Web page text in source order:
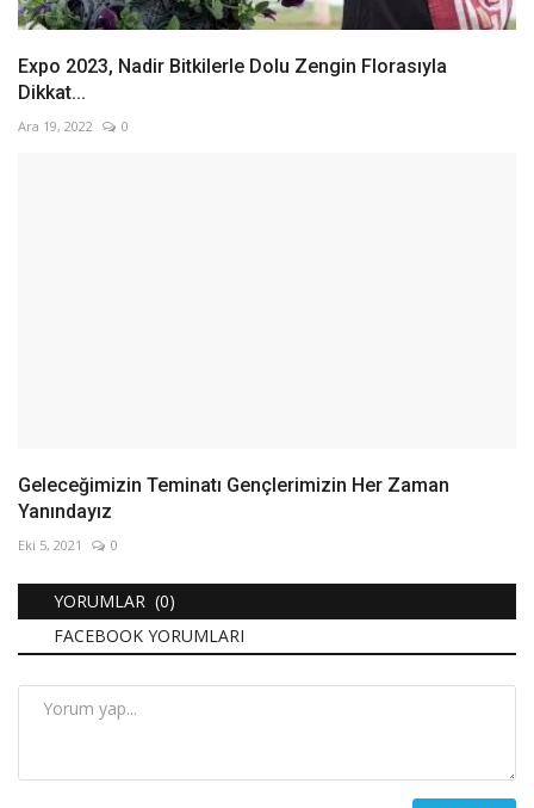
Expo 2023, Nadir Bitkilerle Dolu Zengin Florasıyla
Dikkat...
Ara 19, 2022 0
Geleceğimizin Teminatı Gençlerimizin Her Zaman
Yanındayız
Eki 5, 2021 0
YORUMLAR (0)
FACEBOOK YORUMLARI